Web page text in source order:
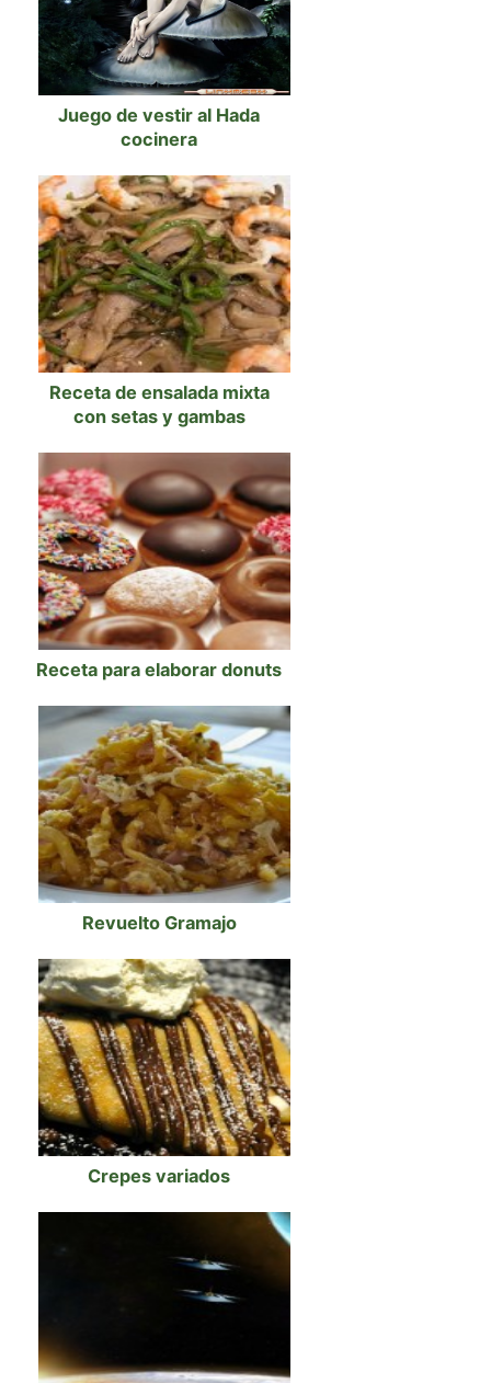
Juego de vestir al Hada
cocinera
Receta de ensalada mixta
con setas y gambas
Receta para elaborar donuts
Revuelto Gramajo
Crepes variados